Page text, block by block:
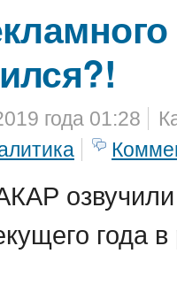
года 01:28
года